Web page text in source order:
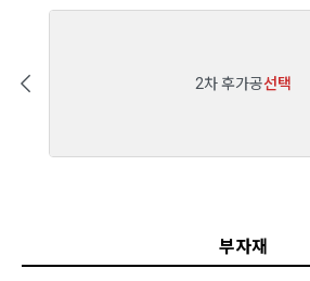
2차 후가공선택
부자재